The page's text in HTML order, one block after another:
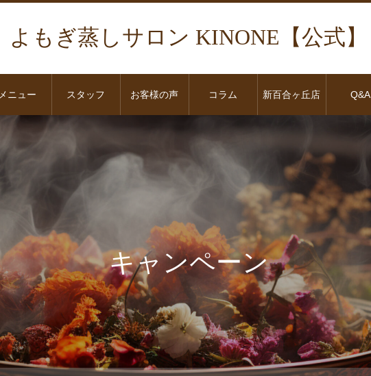
よもぎ蒸しサロン KINONE【公式】
メニュー スタッフ お客様の声 コラム 新百合ヶ丘店 Q&A
キャンペーン